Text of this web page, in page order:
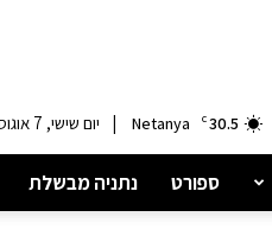
30.5
C
Netanya
| יום שישי, 7 אוגוסט, 2026
ספורט נתניה מבשלת